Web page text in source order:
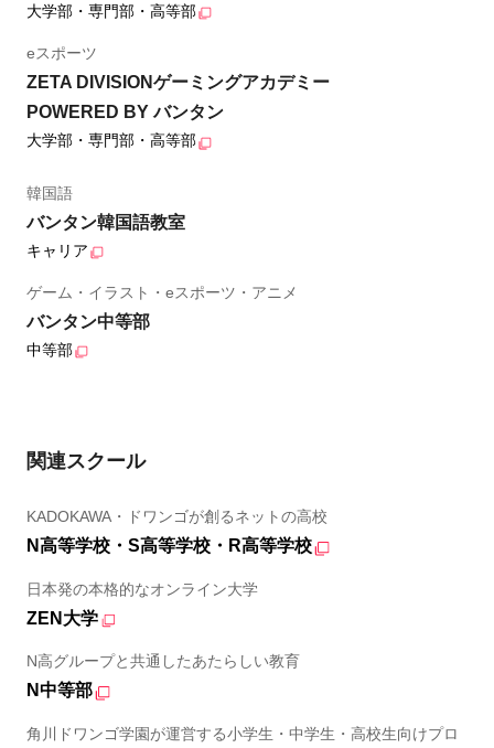
大学部・専門部・高等部
eスポーツ
ZETA DIVISIONゲーミングアカデミー
POWERED BY バンタン
大学部・専門部・高等部
韓国語
バンタン韓国語教室
キャリア
ゲーム・イラスト・eスポーツ・アニメ
バンタン中等部
中等部
関連スクール
KADOKAWA・ドワンゴが創るネットの高校
N高等学校・S高等学校・R高等学校
日本発の本格的なオンライン大学
ZEN大学
N高グループと共通したあたらしい教育
N中等部
角川ドワンゴ学園が運営する小学生・中学生・高校生向けプロ